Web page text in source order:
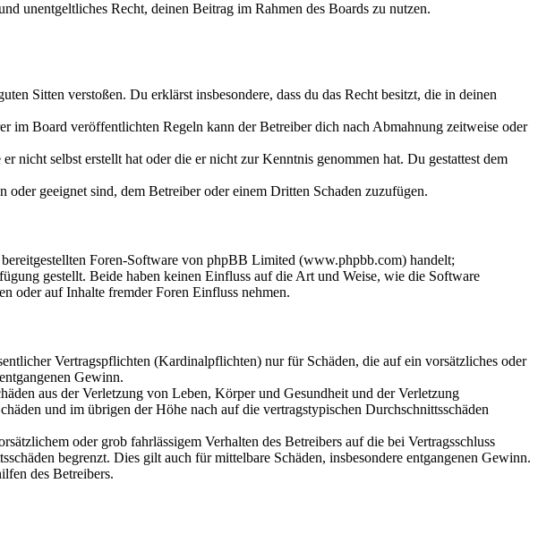
unentgeltliches Recht, deinen Beitrag im Rahmen des Boards zu nutzen.
Sitten verstoßen. Du erklärst insbesondere, dass du das Recht besitzt, die in deinen
im Board veröffentlichten Regeln kann der Betreiber dich nach Abmahnung zeitweise oder
selbst erstellt hat oder die er nicht zur Kenntnis genommen hat. Du gestattest dem
oder geeignet sind, dem Betreiber oder einem Dritten Schaden zuzufügen.
Foren-Software von phpBB Limited (www.phpbb.com) handelt;
gestellt. Beide haben keinen Einfluss auf die Art und Weise, wie die Software
oder auf Inhalte fremder Foren Einfluss nehmen.
Vertragspflichten (Kardinalpflichten) nur für Schäden, die auf ein vorsätzliches oder
Gewinn.
aus der Verletzung von Leben, Körper und Gesundheit und der Verletzung
und im übrigen der Höhe nach auf die vertragstypischen Durchschnittsschäden
oder grob fahrlässigem Verhalten des Betreibers auf die bei Vertragsschluss
begrenzt. Dies gilt auch für mittelbare Schäden, insbesondere entgangenen Gewinn.
des Betreibers.